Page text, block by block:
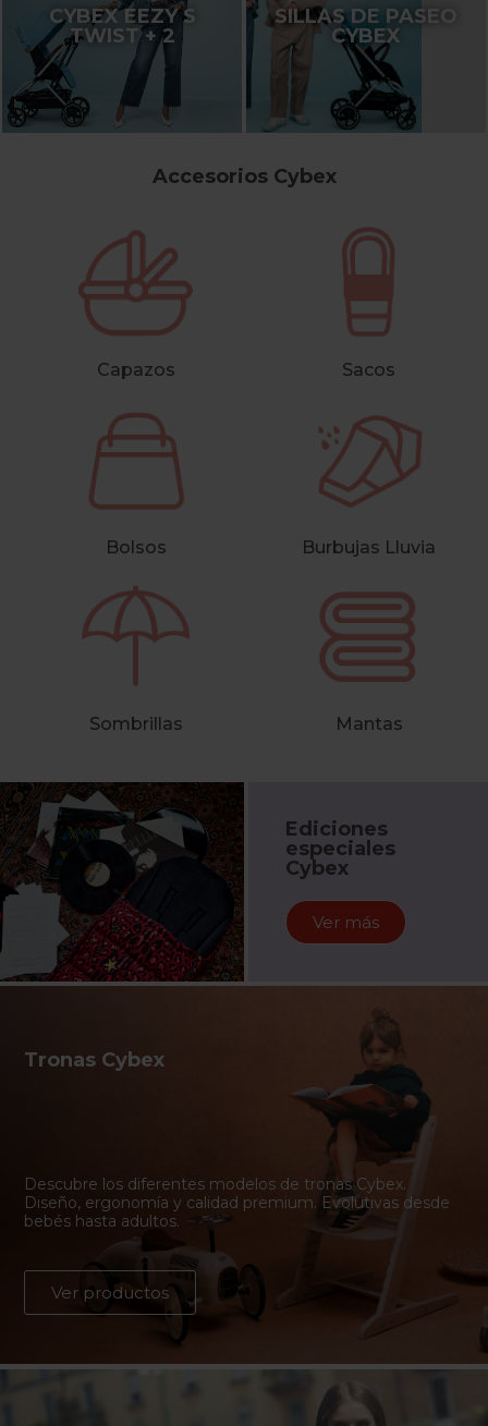
CYBEX EEZY S
TWIST + 2
SILLAS DE PASEO
CYBEX
Accesorios Cybex
Capazos Sacos
Bolsos Burbujas Lluvia
Sombrillas Mantas
Ediciones
especiales
Cybex
Ver más
Tronas Cybex
Descubre los diferentes modelos de tronas Cybex.
Diseño, ergonomía y calidad premium. Evolutivas desde
bebés hasta adultos.
Ver productos